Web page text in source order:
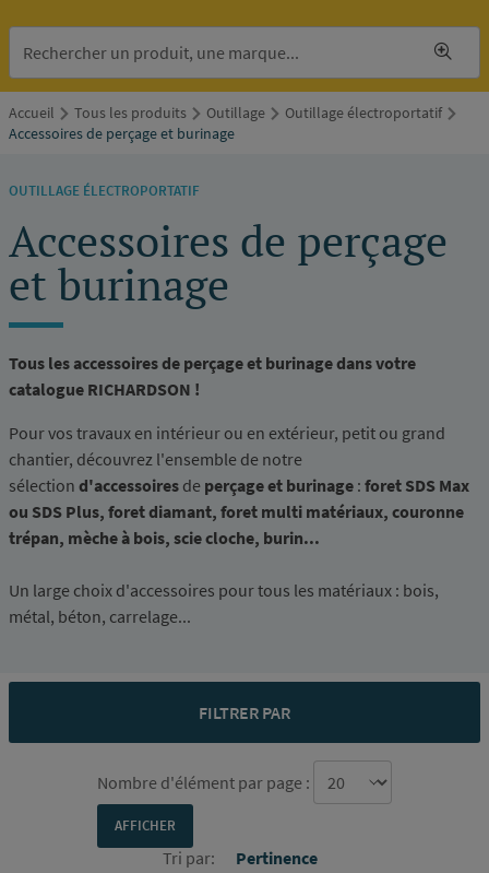
Accueil Tous les produits Outillage
Outillage électroportatif
Accessoires de perçage et burinage
OUTILLAGE ÉLECTROPORTATIF
Accessoires de perçage
et burinage
Tous les accessoires de perçage et burinage dans votre
catalogue RICHARDSON !
Pour vos travaux en intérieur ou en extérieur, petit ou grand
chantier, découvrez l'ensemble de notre
sélection d'accessoires de perçage et burinage : foret SDS Max
ou SDS Plus, foret diamant, foret multi matériaux, couronne
trépan, mèche à bois, scie cloche, burin...
Un large choix d'accessoires pour tous les matériaux : bois,
métal, béton, carrelage...
FILTRER PAR
Nombre d'élément par page :
Tri par: Pertinence